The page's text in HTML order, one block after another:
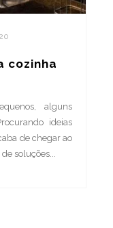
cozinha
alguns
ideias
de chegar ao
soluções...